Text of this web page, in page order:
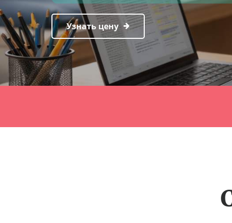
Узнать цену